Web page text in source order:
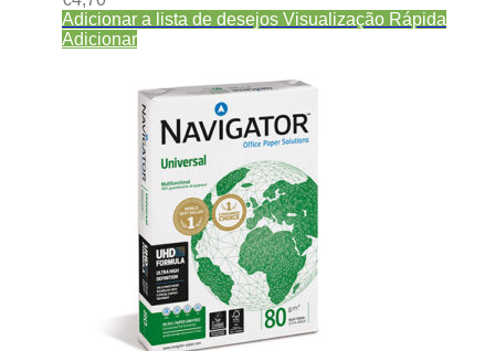
Adicionar a lista de desejos Visualização Rápida
Adicionar